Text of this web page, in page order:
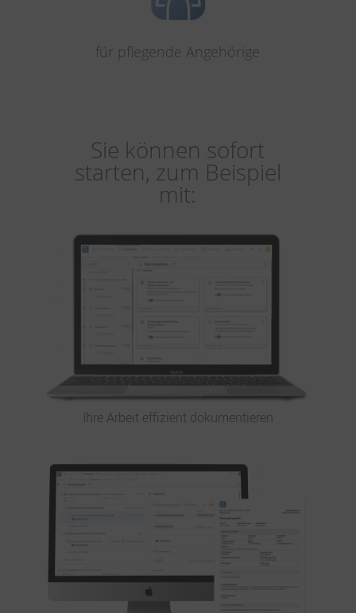
für pflegende Angehörige
Sie können sofort
starten, zum Beispiel
mit:
Ihre Arbeit effizient dokumentieren